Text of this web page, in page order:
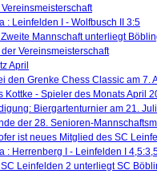
Vereinsmeisterschaft
: Leinfelden I - Wolfbusch II 3:5
Mannschaft unterliegt
der Vereinsmeisterschaft
April
den Grenke Chess Classic am 7.
Kottke - Spieler des Monats April
Biergartenturnier am 21.
der 28. Senioren-
ist neues Mitglied des SC
: Herrenberg I - Leinfelden I
Leinfelden 2 unterliegt SC